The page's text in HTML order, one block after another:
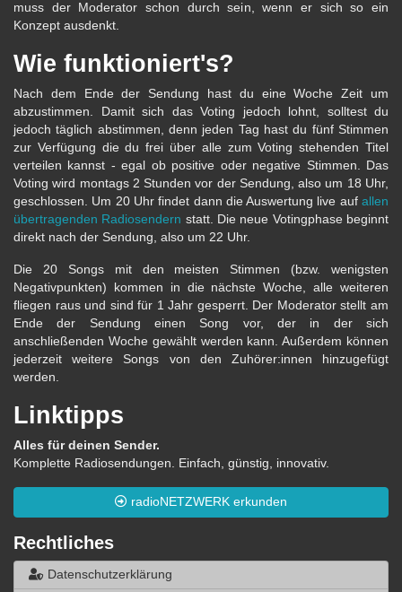
muss der Moderator schon durch sein, wenn er sich so ein
Konzept ausdenkt.
Wie funktioniert's?
Nach dem Ende der Sendung hast du eine Woche Zeit um
abzustimmen. Damit sich das Voting jedoch lohnt, solltest du
jedoch täglich abstimmen, denn jeden Tag hast du fünf Stimmen
zur Verfügung die du frei über alle zum Voting stehenden Titel
verteilen kannst - egal ob positive oder negative Stimmen. Das
Voting wird montags 2 Stunden vor der Sendung, also um 18 Uhr,
geschlossen. Um 20 Uhr findet dann die Auswertung live auf allen
übertragenden Radiosendern statt. Die neue Votingphase beginnt
direkt nach der Sendung, also um 22 Uhr.
Die 20 Songs mit den meisten Stimmen (bzw. wenigsten
Negativpunkten) kommen in die nächste Woche, alle weiteren
fliegen raus und sind für 1 Jahr gesperrt. Der Moderator stellt am
Ende der Sendung einen Song vor, der in der sich
anschließenden Woche gewählt werden kann. Außerdem können
jederzeit weitere Songs von den Zuhörer:innen hinzugefügt
werden.
Linktipps
Alles für deinen Sender.
Komplette Radiosendungen. Einfach, günstig, innovativ.
radioNETZWERK erkunden
Rechtliches
Datenschutzerklärung